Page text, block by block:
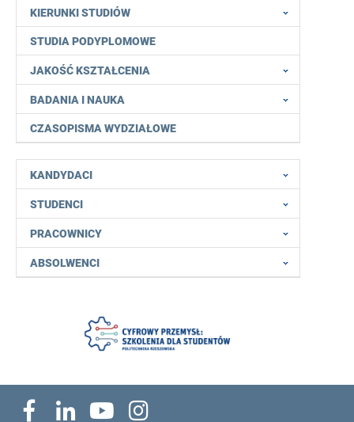
KIERUNKI STUDIÓW
STUDIA PODYPLOMOWE
JAKOŚĆ KSZTAŁCENIA
BADANIA I NAUKA
CZASOPISMA WYDZIAŁOWE
KANDYDACI
STUDENCI
PRACOWNICY
ABSOLWENCI